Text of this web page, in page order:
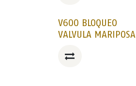
V600 BLOQUEO
VALVULA MARIPOSA